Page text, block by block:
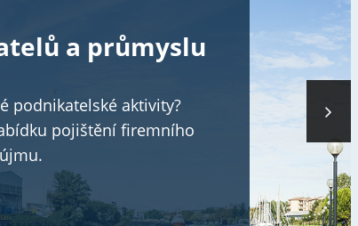
a průmyslu
aktivity?
pojištění firemního